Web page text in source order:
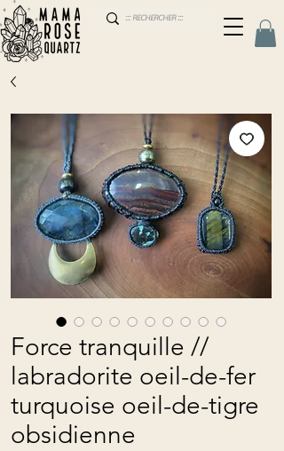
Force tranquille //
labradorite oeil-de-fer
turquoise oeil-de-tigre
obsidienne